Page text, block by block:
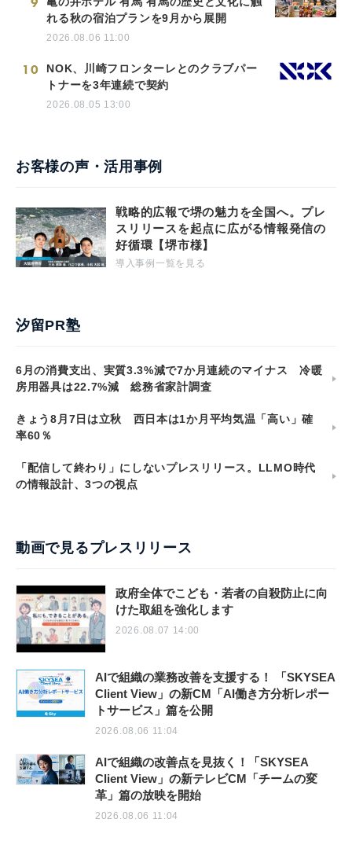
れる秋の宿泊プランを9月から展開
2026.08.06 11:00
10
NOK、川崎フロンターレとのクラブパー
トナーを3年連続で契約
2026.08.05 13:00
お客様の声・活用事例
戦略的広報で堺の魅力を全国へ。プレ
スリリースを起点に広がる情報発信の
好循環【堺市様】
導入事例一覧を見る
汐留PR塾
6月の消費支出、実質3.3%減で7か月連続のマイナス 冷暖
房用器具は22.7%減 総務省家計調査
きょう8月7日は立秋 西日本は1か月平均気温「高い」確
率60％
「配信して終わり」にしないプレスリリース。LLMO時代
の情報設計、3つの視点
動画で見るプレスリリース
政府全体でこども・若者の自殺防止に向
けた取組を強化します
2026.08.07 14:00
AIで組織の業務改善を支援する！ 「SKYSEA
Client View」の新CM「AI働き方分析レポー
トサービス」篇を公開
2026.08.06 11:04
AIで組織の改善点を見抜く！「SKYSEA
Client View」の新テレビCM「チームの変
革」篇の放映を開始
2026.08.06 11:04